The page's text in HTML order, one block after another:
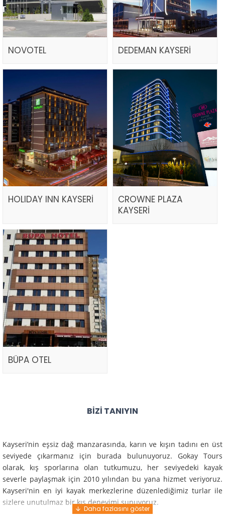
NOVOTEL DEDEMAN KAYSERİ
HOLIDAY INN KAYSERİ
CROWNE PLAZA
KAYSERİ
BÜPA OTEL
BIZI TANIYIN
Kayseri’nin eşsiz dağ manzarasında, karın ve kışın tadını en üst
seviyede çıkarmanız için burada bulunuyoruz. Gokay Tours
olarak, kış sporlarına olan tutkumuzu, her seviyedeki kayak
severle paylaşmak için 2010 yılından bu yana hizmet veriyoruz.
Kayseri'nin en iyi kayak merkezlerine düzenlediğimiz turlar ile
sizlere unutulmaz bir kış deneyimi sunuyoruz.